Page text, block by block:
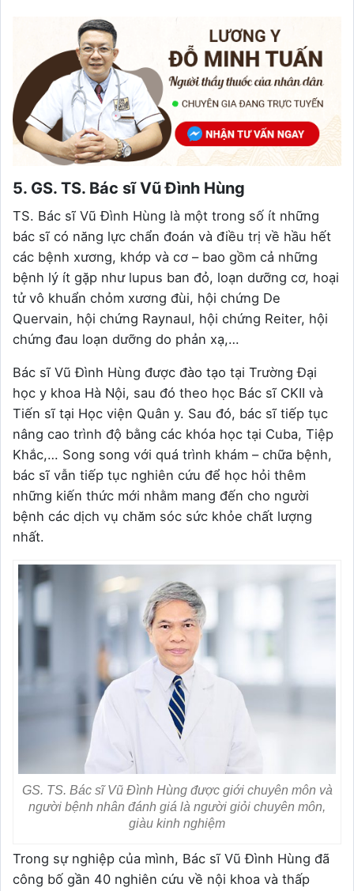
5. GS. TS. Bác sĩ Vũ Đình Hùng
TS. Bác sĩ Vũ Đình Hùng là một trong số ít những
bác sĩ có năng lực chẩn đoán và điều trị về hầu hết
các bệnh xương, khớp và cơ – bao gồm cả những
bệnh lý ít gặp như lupus ban đỏ, loạn dưỡng cơ, hoại
tử vô khuẩn chỏm xương đùi, hội chứng De
Quervain, hội chứng Raynaul, hội chứng Reiter, hội
chứng đau loạn dưỡng do phản xạ,…
Bác sĩ Vũ Đình Hùng được đào tạo tại Trường Đại
học y khoa Hà Nội, sau đó theo học Bác sĩ CKII và
Tiến sĩ tại Học viện Quân y. Sau đó, bác sĩ tiếp tục
nâng cao trình độ bằng các khóa học tại Cuba, Tiệp
Khắc,… Song song với quá trình khám – chữa bệnh,
bác sĩ vẫn tiếp tục nghiên cứu để học hỏi thêm
những kiến thức mới nhằm mang đến cho người
bệnh các dịch vụ chăm sóc sức khỏe chất lượng
nhất.
GS. TS. Bác sĩ Vũ Đình Hùng được giới chuyên môn và
người bệnh nhân đánh giá là người giỏi chuyên môn,
giàu kinh nghiệm
Trong sự nghiệp của mình, Bác sĩ Vũ Đình Hùng đã
công bố gần 40 nghiên cứu về nội khoa và thấp